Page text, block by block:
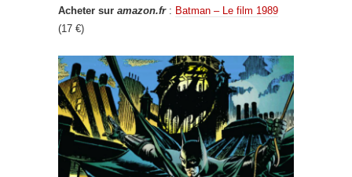
Acheter sur amazon.fr: Batman – Le film 1989
(17 €)